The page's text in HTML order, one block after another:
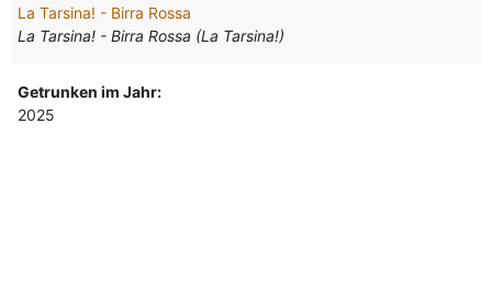
La Tarsina! - Birra Rossa
La Tarsina! - Birra Rossa (La Tarsina!)
Getrunken im Jahr:
2025